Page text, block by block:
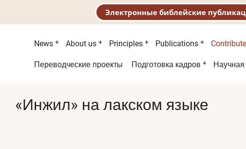
Электронные библейские
Main
menu
News About us Principles Publications Contribute
Second
Переводческие проекты Подготовка кадров Научная
«Инжил» на лакском языке